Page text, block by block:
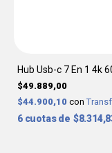
Hub Usb-c 7 En 1 4k
$49.889,00
$44.900,10 con
6